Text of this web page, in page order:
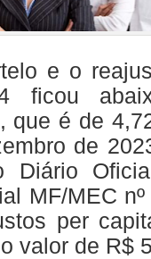
e o
ficou
que é de
de
Diário
MF/MEC
per
valor de R$